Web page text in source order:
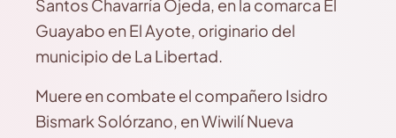
Santos Chavarría Ojeda, en la comarca El
Guayabo en El Ayote, originario del
municipio de La Libertad.
Muere en combate el compañero Isidro
Bismark Solórzano, en Wiwilí Nueva